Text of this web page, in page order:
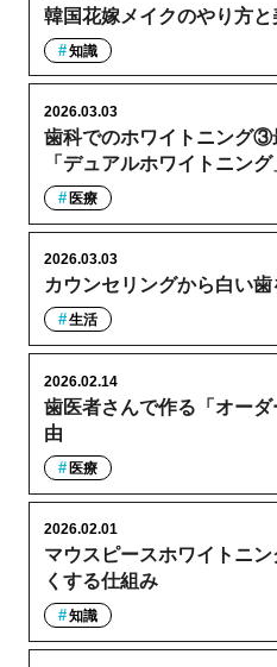
韓国花嫁メイクのやり方
知識
歯科でのホワイトニング③
「デュアルホワイトニング
2026.03.03
医療
カウンセリングから白い
2026.03.03
生活
歯医者さんで作る「オー
由
2026.02.14
医療
マウスピースホワイトニ
くする仕組み
2026.02.01
知識